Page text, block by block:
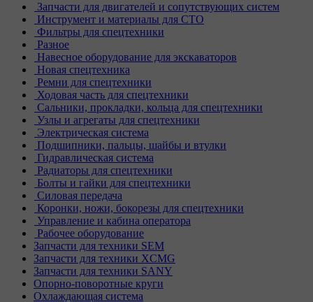
Запчасти для двигателей и сопутствующих систем
Инструмент и материалы для СТО
Фильтры для спецтехники
Разное
Навесное оборудование для экскаваторов
Новая спецтехника
Ремни для спецтехники
Ходовая часть для спецтехники
Сальники, прокладки, кольца для спецтехники
Узлы и агрегаты для спецтехники
Электрическая система
Подшипники, пальцы, шайбы и втулки
Гидравлическая система
Радиаторы для спецтехники
Болты и гайки для спецтехники
Силовая передача
Коронки, ножи, бокорезы для спецтехники
Управление и кабина оператора
Рабочее оборудование
Запчасти для техники SEM
Запчасти для техники XCMG
Запчасти для техники SANY
Опорно-поворотные круги
Охлаждающая система